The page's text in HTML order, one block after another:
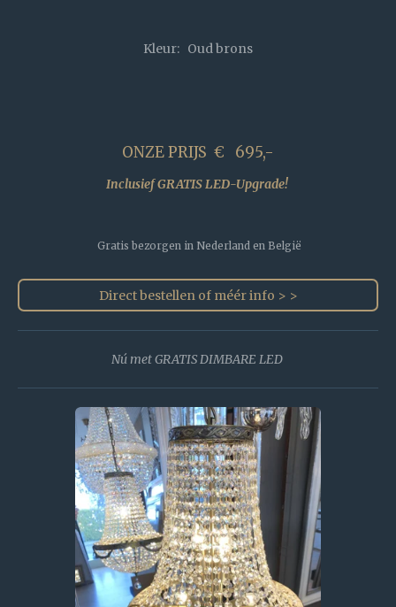
Kleur: Oud brons
ONZE PRIJS € 695,-
Inclusief GRATIS LED-Upgrade!
Gratis bezorgen in Nederland en België
Direct bestellen of méér info > >
Nú met GRATIS DIMBARE LED